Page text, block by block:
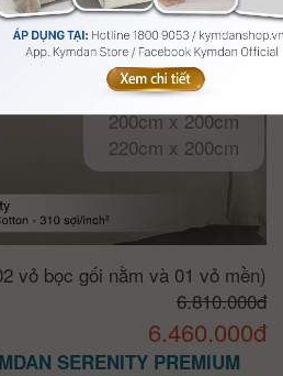
120cm x 200cm
140cm x 200cm
160cm x 200cm
180cm x 200cm
200cm x 200cm
220cm x 200cm
vỏ bọc gối nằm và 01 vỏ mền)
6.810.000đ
6.460.000đ
SERENITY PREMIUM